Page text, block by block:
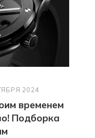
2024
временем
Подборка